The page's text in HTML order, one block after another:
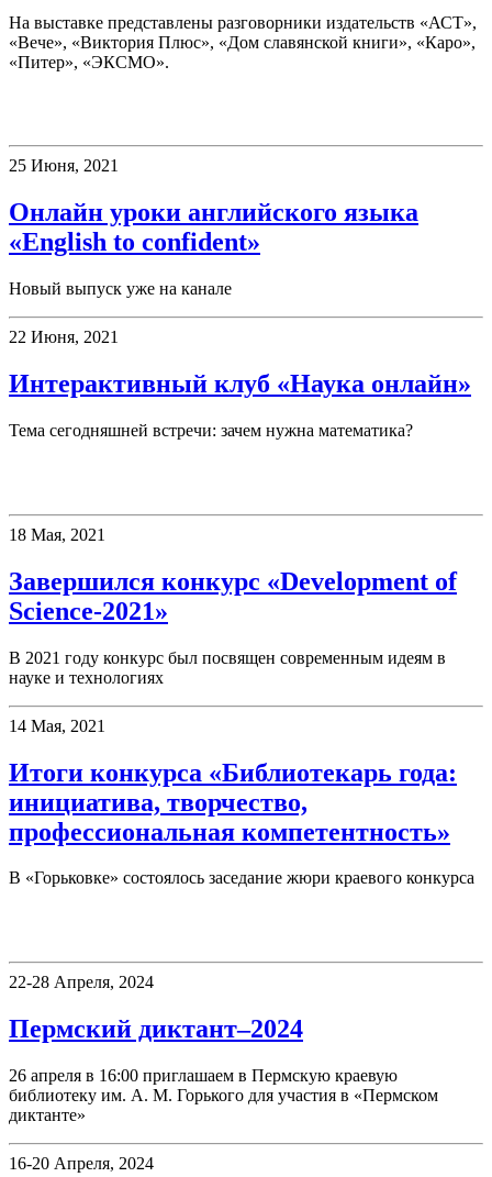
На выставке представлены разговорники издательств «АСТ»,
«Вече», «Виктория Плюс», «Дом славянской книги», «Каро»,
«Питер», «ЭКСМО».
25 Июня, 2021
Онлайн уроки английского языка
«English to confident»
Новый выпуск уже на канале
22 Июня, 2021
Интерактивный клуб «Наука онлайн»
Тема сегодняшней встречи: зачем нужна математика?
18 Мая, 2021
Завершился конкурс «Development of
Science-2021»
В 2021 году конкурс был посвящен современным идеям в
науке и технологиях
14 Мая, 2021
Итоги конкурса «Библиотекарь года:
инициатива, творчество,
профессиональная компетентность»
В «Горьковке» состоялось заседание жюри краевого конкурса
22-28 Апреля, 2024
Пермский диктант–2024
26 апреля в 16:00 приглашаем в Пермскую краевую
библиотеку им. А. М. Горького для участия в «Пермском
диктанте»
16-20 Апреля, 2024